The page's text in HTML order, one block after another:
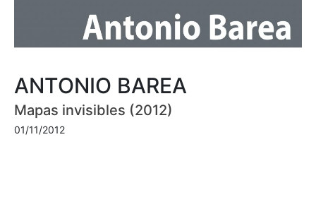
ANTONIO BAREA
Mapas invisibles (2012)
01/11/2012